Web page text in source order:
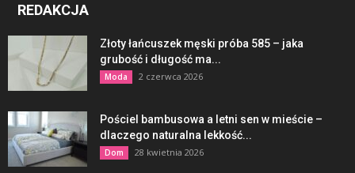
REDAKCJA
Złoty łańcuszek męski próba 585 – jaka
grubość i długość ma...
Moda 2 czerwca 2026
Pościel bambusowa a letni sen w mieście –
dlaczego naturalna lekkość...
Dom 28 kwietnia 2026